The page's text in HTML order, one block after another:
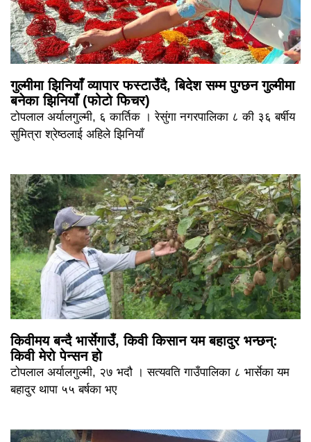
गुल्मीमा झिनियाँ व्यापार फस्टाउँदै, बिदेश सम्म पुग्छन गुल्मीमा
बनेका झिनियाँ (फोटो फिचर)
टोपलाल अर्यालगुल्मी, ६ कार्तिक । रेसुंगा नगरपालिका ८ की ३६ बर्षीय
सुमित्रा श्रेष्ठलाई अहिले झिनियाँ
किवीमय बन्दै भार्सेगाउँ, किवी किसान यम बहादुर भन्छन्:
किवी मेरो पेन्सन हो
टोपलाल अर्यालगुल्मी, २७ भदौ । सत्यवति गाउँपालिका ८ भार्सेका यम
बहादुर थापा ५५ बर्षका भए